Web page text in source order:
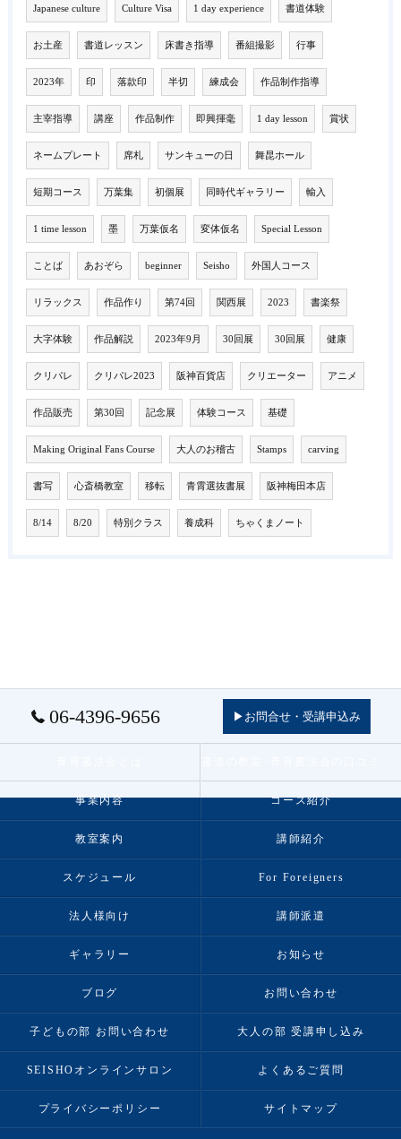
Japanese culture Culture Visa 1 day experience 書道体験
お土産 書道レッスン 床書き指導 番組撮影 行事
2023年 印 落款印 半切 練成会 作品制作指導
主宰指導 講座 作品制作 即興揮毫 1 day lesson 賞状
ネームプレート 席札 サンキューの日 舞昆ホール
短期コース 万葉集 初個展 同時代ギャラリー 輸入
1 time lesson 墨 万葉仮名 変体仮名 Special Lesson
ことば あおぞら beginner Seisho 外国人コース
リラックス 作品作り 第74回 関西展 2023 書楽祭
大字体験 作品解説 2023年9月 30回展 30回展 健康
クリパレ クリパレ2023 阪神百貨店 クリエーター アニメ
作品販売 第30回 記念展 体験コース 基礎
Making Original Fans Course 大人のお稽古 Stamps carving
書写 心斎橋教室 移転 青霄選抜書展 阪神梅田本店
8/14 8/20 特別クラス 養成科 ちゃくまノート
06-4396-9656 ▶お問合せ・受講申込み
事業内容 コース紹介
教室案内 講師紹介
スケジュール For Foreigners
法人様向け 講師派遣
ギャラリー お知らせ
ブログ お問い合わせ
子どもの部 お問い合わせ 大人の部 受講申し込み
SEISHOオンラインサロン よくあるご質問
プライバシーポリシー サイトマップ